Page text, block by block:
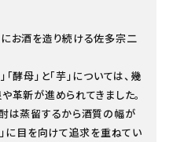
お酒を造り続ける佐多宗二
酵母」と「芋」については、幾
革新が進められてきました。
は蒸留するから酒質の幅が
」に目を向けて追求を重ねてい